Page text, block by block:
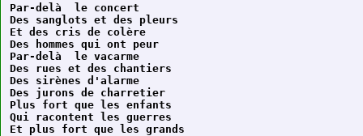
Par-delà  le concert
Des sanglots et des pleurs
Et des cris de colère
Des hommes qui ont peur
Par-delà  le vacarme
Des rues et des chantiers
Des sirènes d'alarme
Des jurons de charretier
Plus fort que les enfants
Qui racontent les guerres
Et plus fort que les grands